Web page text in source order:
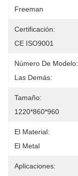
Freeman
Certificación:
CE ISO9001
Número De Modelo:
Las Demás:
Tamaño:
1220*860*960
El Material:
El Metal
Aplicaciones: